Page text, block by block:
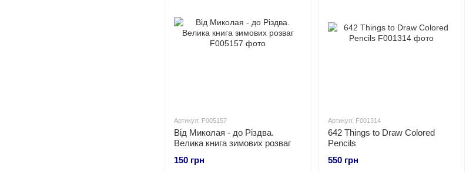
Артикул: F005157
Від Миколая - до Різдва.
Велика книга зимових розваг
150 грн
Артикул: F001314
642 Things to Draw Colored
Pencils
550 грн